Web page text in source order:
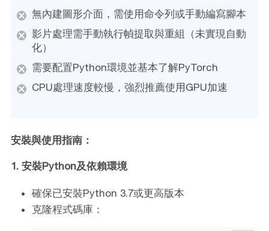
無內建圖形介面，需使用命令列或手動編寫腳本
影片處理需手動執行幀提取與重組（未實現自動
化）
需要配置Python環境並基本了解PyTorch
CPU處理速度較慢，強烈推薦使用GPU加速
安裝與使用指南：
1. 安裝Python及依賴環境
確保已安裝Python 3.7或更高版本
克隆程式碼庫：